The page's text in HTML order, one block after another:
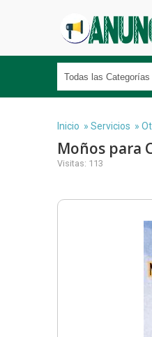
Inicio » Servicios »
Moños para
Visitas: 113